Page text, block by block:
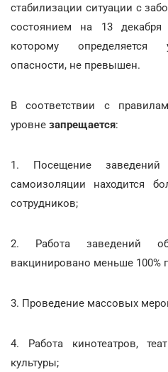
стабилизации ситуации с
состоянием на 13
которому определяется
опасности, не превышен.
В соответствии с
уровне запрещается:
1. Посещение
самоизоляции находится
сотрудников;
2. Работа заведений
вакцинировано меньше 100%
3. Проведение массовых
4. Работа кинотеатров,
культуры;